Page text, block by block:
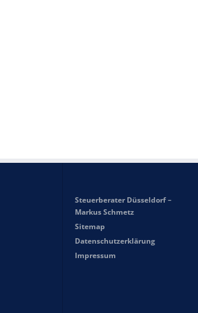
Steuerberater Düsseldorf –
Markus Schmetz
Sitemap
Datenschutzerklärung
Impressum